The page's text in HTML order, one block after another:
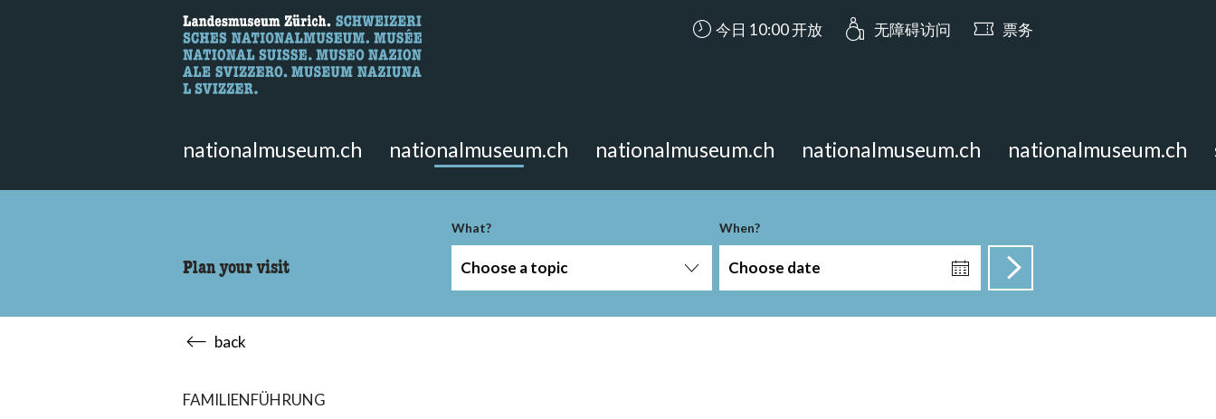
Here you can search for content on the page.
accessibility.aria.opening_hours: 今日 10:00 开放
今日 10:00 开放 无障碍访问 票务
nationalmuseum.ch nationalmuseum.ch nationalmuseum.ch nationalmuseum.ch nationalmuseum.ch
Plan your visit
What?
Choose a topic
When?
Choose date
back
FAMILIENFÜHRUNG